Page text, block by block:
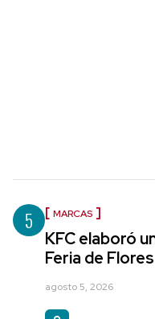
5 MARCAS
KFC elaboró
Feria de Flores
agosto 5, 2026